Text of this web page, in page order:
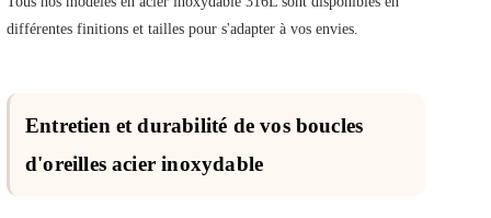
différentes finitions et tailles pour s'adapter à vos envies.
Entretien et durabilité de vos boucles
d'oreilles acier inoxydable